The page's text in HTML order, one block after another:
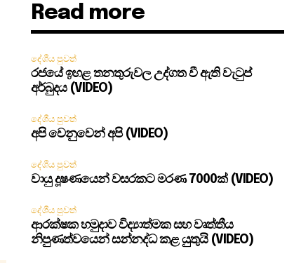
Read more
දේශීය පුවත්
රජයේ ඉහළ තනතුරුවල උද්ගත වී ඇති වැටුප්
අර්බුදය (VIDEO)
දේශීය පුවත්
අපි වෙනුවෙන් අපි (VIDEO)
දේශීය පුවත්
වායු දූෂණයෙන් වසරකට මරණ 7000ක් (VIDEO)
දේශීය පුවත්
ආරක්ෂක හමුදාව විද්‍යාත්මක සහ වෘත්තීය
නිපුණත්වයෙන් සන්නද්ධ කළ යුතුයි (VIDEO)